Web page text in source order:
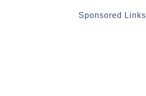
Sponsored Links